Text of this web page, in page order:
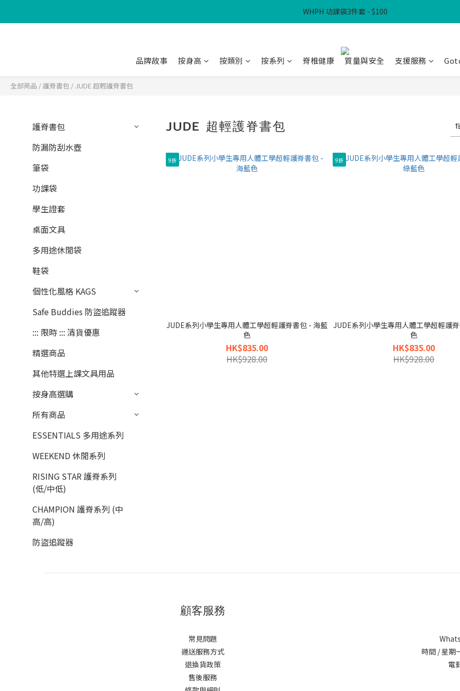
滿$300免本地運費
WHPH 功課袋3件套 - $100
品牌故事 按身高 按類別 按系列 脊椎健康 質量與安全 支援服務
全部商品 /護脊書包 / JUDE 超輕護脊書包
護脊書包
防漏防刮水壺
筆袋
功課袋
學生證套
桌面文具
多用途休閒袋
鞋袋
個性化風格 KAGS
Safe Buddies 防盜追蹤器
::: 限時 ::: 清貨優惠
精選商品
其他特選上課文具用品
按身高選購
所有商品
ESSENTIALS 多用途系列
WEEKEND 休閒系列
RISING STAR 護脊系列
(低/中低)
CHAMPION 護脊系列 (中
高/高)
防盜追蹤器
JUDE 超輕護脊書包
9折
JUDE系列小學生專用人體工學超輕護脊書包 - 海藍
色
HK$835.00
HK$928.00
9折
JUDE系列小學生專用人體工學超輕護
色
HK$835.00
HK$928.00
顧客服務
常見問題
運送服務方式
退換貨政策
售後服務
時間 / 星期
電